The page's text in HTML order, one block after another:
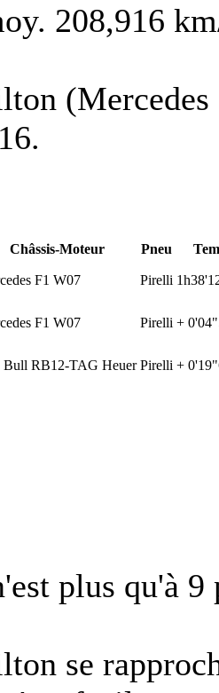
208,916
(Mercedes
Châssis-Moteur Pneu
F1 W07 Pirelli
F1 W07 Pirelli +
Bull RB12-TAG Heuer Pirelli +
se